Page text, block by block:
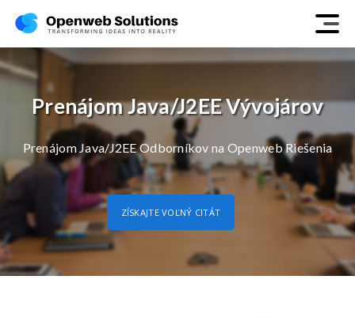
Prenájom Java/J2EE Vývojárov
Prenájom Java/J2EE Odborníkov na Openweb Riešenia
ZÍSKAJTE VOĽNÝ CITÁT